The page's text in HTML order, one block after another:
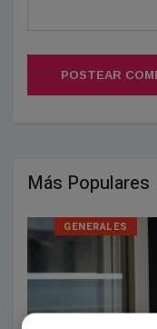
POSTEAR
Más Populares
GENERALES